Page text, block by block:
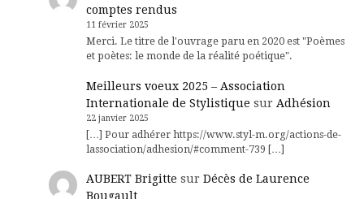
comptes rendus
11 février 2025
Merci. Le titre de l'ouvrage paru en 2020 est "Poèmes
et poètes: le monde de la réalité poétique".
Meilleurs voeux 2025 – Association
Internationale de Stylistique sur Adhésion
22 janvier 2025
[…] Pour adhérer https://www.styl-m.org/actions-de-
lassociation/adhesion/#comment-739 […]
AUBERT Brigitte sur Décès de Laurence
Bougault